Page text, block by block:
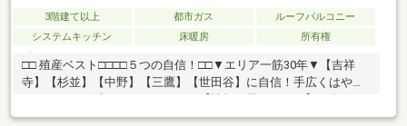
3階建て以上 都市ガス
ルーフバルコニー
システムキッチン
床暖房 所有権
□□ 殖産ベスト□□□□５つの自信！□□▼エリア一筋30年▼【吉祥
寺】【杉並】【中野】【三鷹】【世田谷】に自信！手広くはやり
65名超のスタッフが、しっかり連携しています。▼ぜんぶ、住む